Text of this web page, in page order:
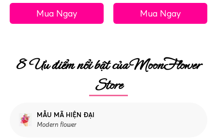
Mua Ngay Mua Ngay
8 Ưu điểm nổi bật của MoonFlower
Store
MẪU MÃ HIỆN ĐẠI
Modern flower